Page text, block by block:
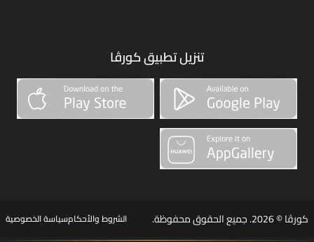
تنزيل تطبيق كورڤا
كورڤا © 2026. جميع الحقوق محفوظة. الشروط والأحكامسياسة الخصوصية